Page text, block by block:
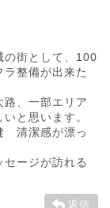
の街として、100
整備が出来た
、一部エリア
と思います。
清潔感が漂っ
ージが訪れる
返信